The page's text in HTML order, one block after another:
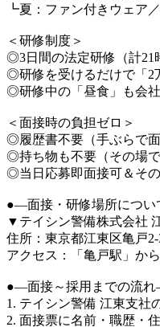
┗夏：ファン付きウェア
＜研修制度＞
◎3日間の法定研修（計21
◎研修を受けるだけで「2
◎研修中の「昼食」も会社
＜面接時の負担ゼロ＞
◎履歴書不要（手ぶらで面
◎持ち物も不要（その場
◎当日応募即面接可＆そ
●―面接・研修場所につ
▼テイシン警備株式会社
住所：東京都江東区亀戸
アクセス：「亀戸駅」か
●―面接～採用までの流
1. テイシン警備 江東支社
2. 面接票に名前・職歴・